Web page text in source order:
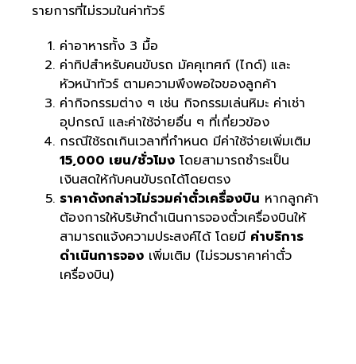
รายการที่ไม่รวมในค่าทัวร์
ค่าอาหารทั้ง 3 มื้อ
ค่าทิปสำหรับคนขับรถ มัคคุเทศก์ (ไกด์) และ
หัวหน้าทัวร์ ตามความพึงพอใจของลูกค้า
ค่ากิจกรรมต่าง ๆ เช่น กิจกรรมเล่นหิมะ ค่าเช่า
อุปกรณ์ และค่าใช้จ่ายอื่น ๆ ที่เกี่ยวข้อง
กรณีใช้รถเกินเวลาที่กำหนด มีค่าใช้จ่ายเพิ่มเติม
15,000 เยน/ชั่วโมง โดยสามารถชำระเป็น
เงินสดให้กับคนขับรถได้โดยตรง
ราคาดังกล่าวไม่รวมค่าตั๋วเครื่องบิน หากลูกค้า
ต้องการให้บริษัทดำเนินการจองตั๋วเครื่องบินให้
สามารถแจ้งความประสงค์ได้ โดยมี ค่าบริการ
ดำเนินการจอง เพิ่มเติม (ไม่รวมราคาค่าตั๋ว
เครื่องบิน)